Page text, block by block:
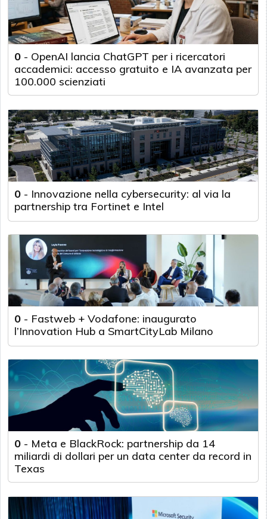
0 - OpenAI lancia ChatGPT per i ricercatori
accademici: accesso gratuito e IA avanzata per
100.000 scienziati
0 - Innovazione nella cybersecurity: al via la
partnership tra Fortinet e Intel
0 - Fastweb + Vodafone: inaugurato
l’Innovation Hub a SmartCityLab Milano
0 - Meta e BlackRock: partnership da 14
miliardi di dollari per un data center da record in
Texas